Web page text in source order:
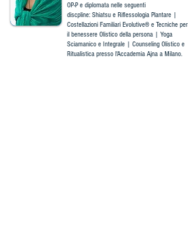
OP-P e diplomata nelle seguenti
discpline: Shiatsu e Riflessologia Plantare |
Costellazioni Familiari Evolutive® e Tecniche per
il benessere Olistico della persona | Yoga
Sciamanico e Integrale | Counseling Olistico e
Ritualistica presso l'Accademia Ajna a Milano.